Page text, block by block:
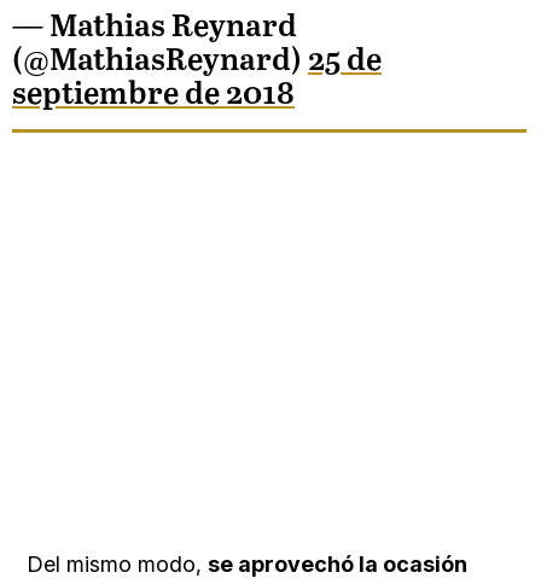
— Mathias Reynard
(@MathiasReynard) 25 de
septiembre de 2018
Del mismo modo, se aprovechó la ocasión